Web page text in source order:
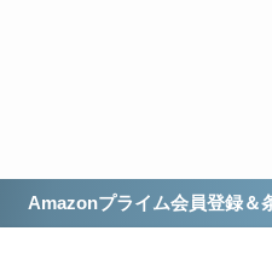
Amazonプライム会員登録＆